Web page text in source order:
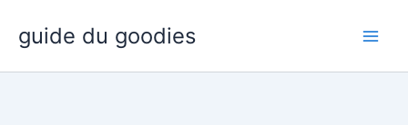
contenu
guide du goodies